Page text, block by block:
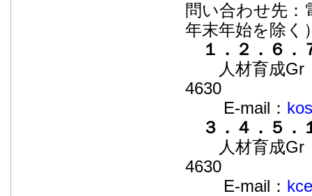
問い合わせ先
年末年始を除く
１．２．６
人材育成Gr
4630
E-mail：
３．４．５
人材育成Gr
4630
E-mail：